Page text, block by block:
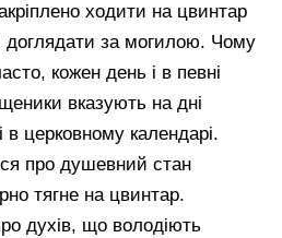
ходити на цвинтар
доглядати за могилою. Чому
кожен день і в певні
вказують на дні
в церковному календарі.
про душевний стан
тягне на цвинтар.
духів, що володіють